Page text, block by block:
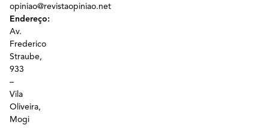
opiniao@revistaopiniao.net
Endereço:
Av.
Frederico
Straube,
933
–
Vila
Oliveira,
Mogi